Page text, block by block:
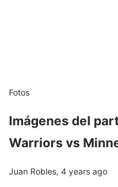
Fotos
Imágenes del
Warriors vs
Juan Robles, 4 years ago